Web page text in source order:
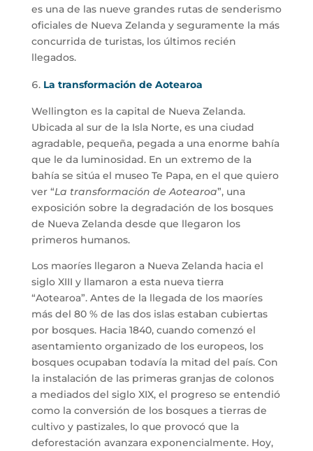
es una de las nueve grandes rutas de senderismo
oficiales de Nueva Zelanda y seguramente la más
concurrida de turistas, los últimos recién
llegados.
La transformación de Aotearoa
Wellington es la capital de Nueva Zelanda.
Ubicada al sur de la Isla Norte, es una ciudad
agradable, pequeña, pegada a una enorme bahía
que le da luminosidad. En un extremo de la
bahía se sitúa el museo Te Papa, en el que quiero
ver “La transformación de Aotearoa”, una
exposición sobre la degradación de los bosques
de Nueva Zelanda desde que llegaron los
primeros humanos.
Los maoríes llegaron a Nueva Zelanda hacia el
siglo XIII y llamaron a esta nueva tierra
“Aotearoa”. Antes de la llegada de los maoríes
más del 80 % de las dos islas estaban cubiertas
por bosques. Hacia 1840, cuando comenzó el
asentamiento organizado de los europeos, los
bosques ocupaban todavía la mitad del país. Con
la instalación de las primeras granjas de colonos
a mediados del siglo XIX, el progreso se entendió
como la conversión de los bosques a tierras de
cultivo y pastizales, lo que provocó que la
deforestación avanzara exponencialmente. Hoy,